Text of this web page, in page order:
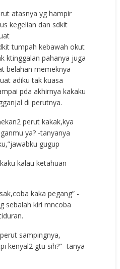
atasnya yg hampir
kegelian dan sdkit
tumpah kebawah okut
ktinggalan pahanya juga
belahan memeknya
adiku tak kuasa
pda akhirnya kakaku
di perutnya.
perut kakak,kya
ya? -tanyanya
gugup
kalau ketahuan
kaka pegang” -
sebalah kiri mncoba
sampingnya,
kenyal2 gtu sih?”- tanya